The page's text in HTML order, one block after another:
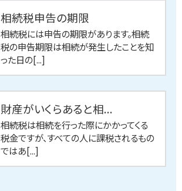
相続税申告の期限
相続税には申告の期限があります。相続
税の申告期限は相続が発生したことを知
った日の[...]
財産がいくらあると相...
相続税は相続を行った際にかかってくる
税金ですが、すべての人に課税されるもの
ではあ[...]